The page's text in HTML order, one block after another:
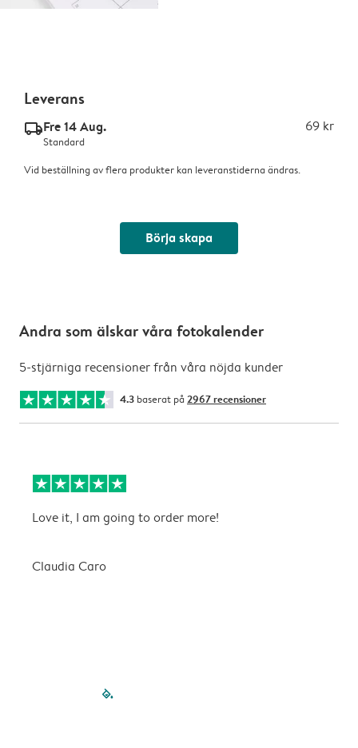
Leverans
delivery_standard_v2Fre 14 Aug. 69 kr
Standard
Vid beställning av flera produkter kan leveranstiderna ändras.
Börja skapa
Andra som älskar våra fotokalender
5-stjärniga recensioner från våra nöjda kunder
4.3 baserat på 2967 recensioner
Love it, I am going to order more!
Claudia Caro
filled-pagination